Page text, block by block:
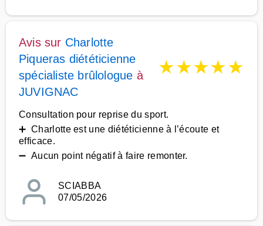
Avis sur Charlotte
Piqueras diététicienne
spécialiste brûlologue à
JUVIGNAC
★★★★★
Consultation pour reprise du sport.
➕ Charlotte est une diététicienne à l’écoute et
efficace.
➖ Aucun point négatif à faire remonter.
SCIABBA
07/05/2026